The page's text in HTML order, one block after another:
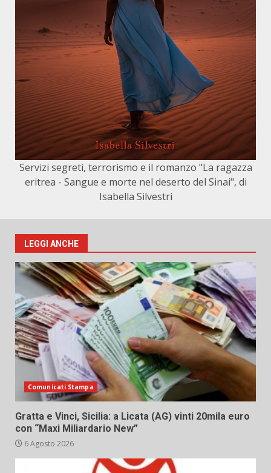
Servizi segreti, terrorismo e il romanzo "La ragazza
eritrea - Sangue e morte nel deserto del Sinai", di
Isabella Silvestri
LEGGI ANCHE
Comunicati Stampa
Gratta e Vinci, Sicilia: a Licata (AG) vinti 20mila euro
con “Maxi Miliardario New”
6 Agosto 2026